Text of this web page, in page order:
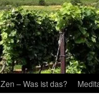
Zen – Was ist das?